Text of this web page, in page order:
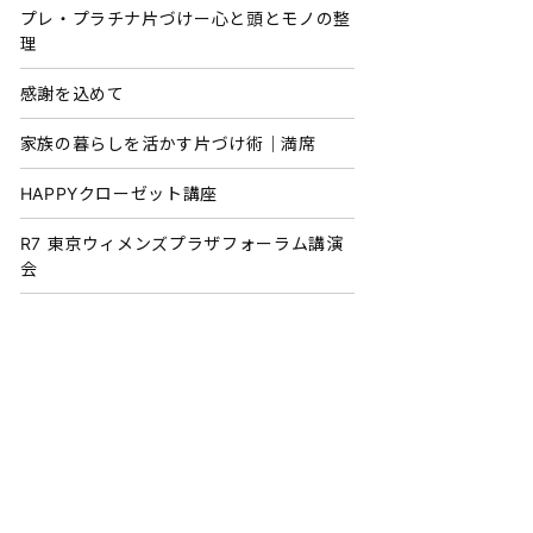
プレ・プラチナ片づけー心と頭とモノの整
理
感謝を込めて
家族の暮らしを活かす片づけ術｜満席
HAPPYクローゼット講座
R7 東京ウィメンズプラザフォーラム講演
会